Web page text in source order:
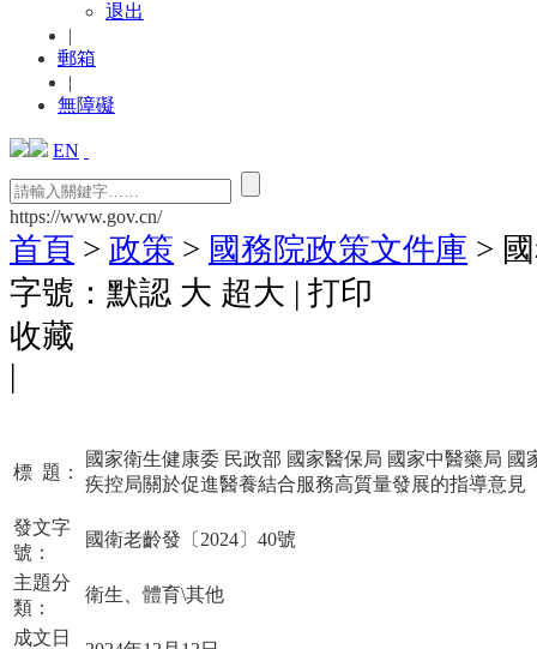
退出
|
郵箱
|
無障礙
EN
https://www.gov.cn/
首頁 > 政策 > 國務院政策文件庫 >
字號： 默認 大 超大 | 打印
收藏
|
標 題：
國家衛生健康委 民政部 國家醫保局 國家中醫藥局 國
疾控局關於促進醫養結合服務高質量發展的指導意見
發文字
號：
國衛老齡發〔2024〕40號
主題分
類：
衛生、體育\其他
成文日